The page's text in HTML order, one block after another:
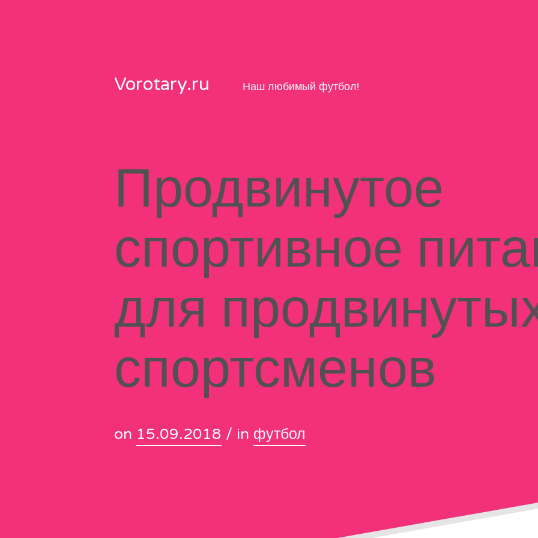
Vorotary.ru Наш любимый футбол!
Продвинутое
спортивное
для
спортсменов
on 15.09.2018 / in футбол